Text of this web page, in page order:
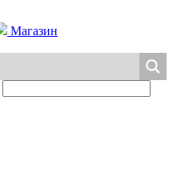
Магазин